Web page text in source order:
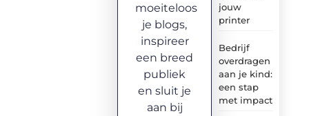
jouw
printer
Bedrijf
overdragen
aan je kind:
een stap
met impact
moeiteloos
je blogs,
inspireer
een breed
publiek
en sluit je
aan bij